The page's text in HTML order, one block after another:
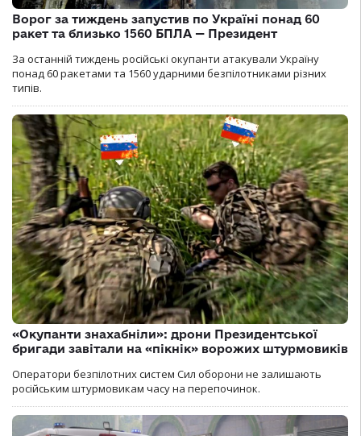
Ворог за тиждень запустив по Україні понад 60
ракет та близько 1560 БПЛА — Президент
За останній тиждень російські окупанти атакували Україну
понад 60 ракетами та 1560 ударними безпілотниками різних
типів.
«Окупанти знахабніли»: дрони Президентської
бригади завітали на «пікнік» ворожих штурмовиків
Оператори безпілотних систем Сил оборони не залишають
російським штурмовикам часу на перепочинок.